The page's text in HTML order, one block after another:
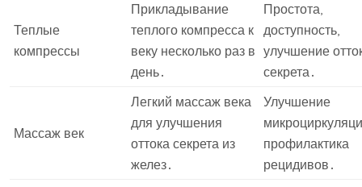
Теплые
компрессы
Прикладывание
теплого компресса к
веку несколько раз в
день․
Простота,
доступность,
улучшение
секрета․
Массаж век
Легкий массаж века
для улучшения
оттока секрета из
желез․
Улучшение
профилактика
рецидивов․